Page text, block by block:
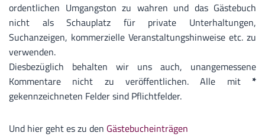
ordentlichen Umgangston zu wahren und das Gästebuch
nicht als Schauplatz für private Unterhaltungen,
Suchanzeigen, kommerzielle Veranstaltungshinweise etc. zu
verwenden.
Diesbezüglich behalten wir uns auch, unangemessene
Kommentare nicht zu veröffentlichen. Alle mit *
gekennzeichneten Felder sind Pflichtfelder.
Und hier geht es zu den Gästebucheinträgen